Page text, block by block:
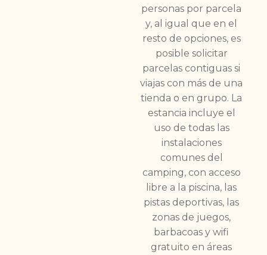
personas por parcela
y, al igual que en el
resto de opciones, es
posible solicitar
parcelas contiguas si
viajas con más de una
tienda o en grupo. La
estancia incluye el
uso de todas las
instalaciones
comunes del
camping, con acceso
libre a la piscina, las
pistas deportivas, las
zonas de juegos,
barbacoas y wifi
gratuito en áreas